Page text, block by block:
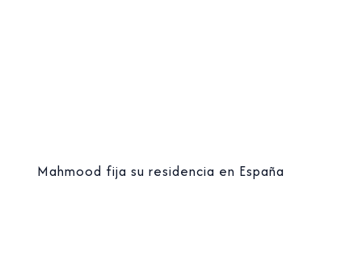
Mahmood fija su residencia en España